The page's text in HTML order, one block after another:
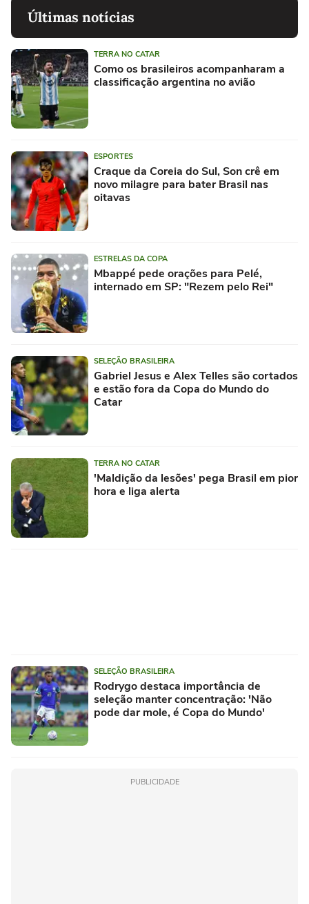
Últimas notícias
TERRA NO CATAR
Como os brasileiros acompanharam a
classificação argentina no avião
ESPORTES
Craque da Coreia do Sul, Son crê em
novo milagre para bater Brasil nas
oitavas
ESTRELAS DA COPA
Mbappé pede orações para Pelé,
internado em SP: "Rezem pelo Rei"
SELEÇÃO BRASILEIRA
Gabriel Jesus e Alex Telles são cortados
e estão fora da Copa do Mundo do
Catar
TERRA NO CATAR
'Maldição da lesões' pega Brasil em pior
hora e liga alerta
SELEÇÃO BRASILEIRA
Rodrygo destaca importância de
seleção manter concentração: 'Não
pode dar mole, é Copa do Mundo'
PUBLICIDADE